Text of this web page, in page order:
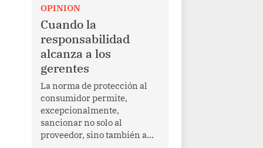
Más allá de su dimensión
religiosa, esta gira
representa una oportunidad
para reafirmar el valor del
diálogo, fortalecer los
vínculos entre los pueblos y
proyectar una imagen de
cooperación en una región
que enfrenta desafíos en
materia de desarrollo,
cohesión social y
gobernabilidad.
OPINION
Cuando la
responsabilidad
alcanza a los
gerentes
La norma de protección al
consumidor permite,
excepcionalmente,
sancionar no solo al
proveedor, sino también a